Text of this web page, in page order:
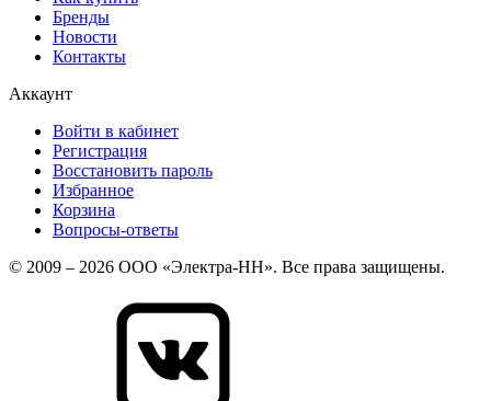
Бренды
Новости
Контакты
Аккаунт
Войти в кабинет
Регистрация
Восстановить пароль
Избранное
Корзина
Вопросы-ответы
© 2009 – 2026 ООО «Электра-НН». Все права защищены.